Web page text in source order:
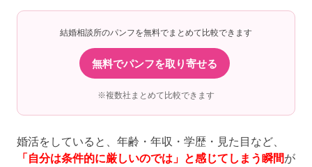
結婚相談所のパンフを無料でまとめて比較できます
無料でパンフを取り寄せる
※複数社まとめて比較できます
婚活をしていると、年齢・年収・学歴・見た目など、
「自分は条件的に厳しいのでは」と感じてしまう瞬間が